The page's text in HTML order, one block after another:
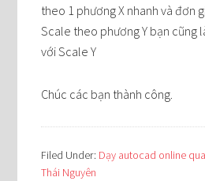
theo 1 phương X nhanh và đơn
Scale theo phương Y bạn cũng
với Scale Y
Chúc các bạn thành công.
Filed Under: Dạy autocad online
Thái Nguyên